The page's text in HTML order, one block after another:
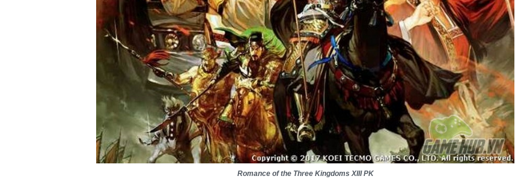
Romance of the Three Kingdoms XIII PK